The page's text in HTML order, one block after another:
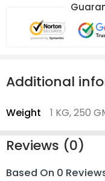
Additional
Weight 1 KG, 250
Reviews (0)
Based On 0